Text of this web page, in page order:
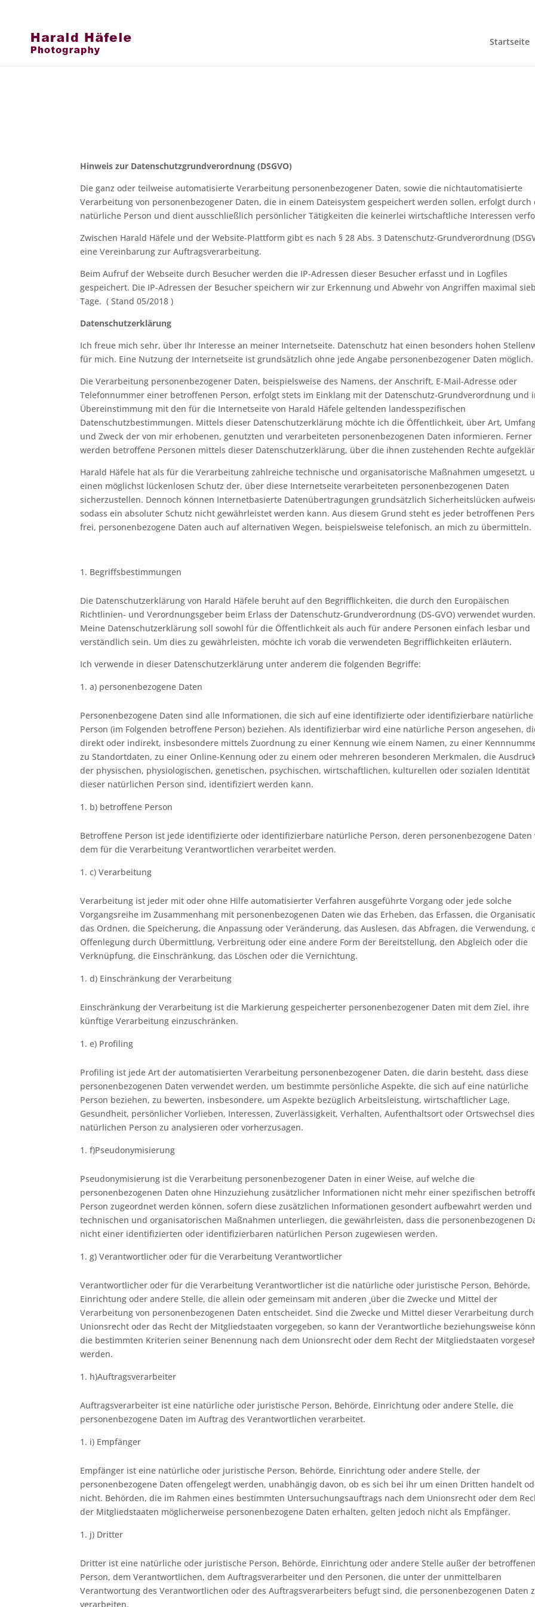
Startseite
Hinweis zur Datenschutzgrundverordnung (DSGVO)
Die ganz oder teilweise automatisierte Verarbeitung personenbezogener Daten, sowie die nichtautomatisierte
Verarbeitung von personenbezogener Daten, die in einem Dateisystem gespeichert werden sollen, erfolgt durch
natürliche Person und dient ausschließlich persönlicher Tätigkeiten die keinerlei wirtschaftliche Interessen
Zwischen Harald Häfele und der Website-Plattform gibt es nach § 28 Abs. 3 Datenschutz-Grundverordnung
eine Vereinbarung zur Auftragsverarbeitung.
Beim Aufruf der Webseite durch Besucher werden die IP-Adressen dieser Besucher erfasst und in Logfiles
gespeichert. Die IP-Adressen der Besucher speichern wir zur Erkennung und Abwehr von Angriffen maximal
Tage. ( Stand 05/2018 )
Datenschutzerklärung
Ich freue mich sehr, über Ihr Interesse an meiner Internetseite. Datenschutz hat einen besonders hohen
für mich. Eine Nutzung der Internetseite ist grundsätzlich ohne jede Angabe personenbezogener Daten möglich.
Die Verarbeitung personenbezogener Daten, beispielsweise des Namens, der Anschrift, E-Mail-Adresse oder
Telefonnummer einer betroffenen Person, erfolgt stets im Einklang mit der Datenschutz-Grundverordnung und
Übereinstimmung mit den für die Internetseite von Harald Häfele geltenden landesspezifischen
Datenschutzbestimmungen. Mittels dieser Datenschutzerklärung möchte ich die Öffentlichkeit, über Art,
und Zweck der von mir erhobenen, genutzten und verarbeiteten personenbezogenen Daten informieren. Ferner
werden betroffene Personen mittels dieser Datenschutzerklärung, über die ihnen zustehenden Rechte
Harald Häfele hat als für die Verarbeitung zahlreiche technische und organisatorische Maßnahmen umgesetzt,
einen möglichst lückenlosen Schutz der, über diese Internetseite verarbeiteten personenbezogenen Daten
sicherzustellen. Dennoch können Internetbasierte Datenübertragungen grundsätzlich Sicherheitslücken
sodass ein absoluter Schutz nicht gewährleistet werden kann. Aus diesem Grund steht es jeder betroffenen
frei, personenbezogene Daten auch auf alternativen Wegen, beispielsweise telefonisch, an mich zu übermitteln.
Begriffsbestimmungen
Die Datenschutzerklärung von Harald Häfele beruht auf den Begrifflichkeiten, die durch den Europäischen
Richtlinien- und Verordnungsgeber beim Erlass der Datenschutz-Grundverordnung (DS-GVO) verwendet wurden.
Meine Datenschutzerklärung soll sowohl für die Öffentlichkeit als auch für andere Personen einfach lesbar und
verständlich sein. Um dies zu gewährleisten, möchte ich vorab die verwendeten Begrifflichkeiten erläutern.
Ich verwende in dieser Datenschutzerklärung unter anderem die folgenden Begriffe:
a) personenbezogene Daten
Personenbezogene Daten sind alle Informationen, die sich auf eine identifizierte oder identifizierbare natürliche
Person (im Folgenden betroffene Person) beziehen. Als identifizierbar wird eine natürliche Person angesehen,
direkt oder indirekt, insbesondere mittels Zuordnung zu einer Kennung wie einem Namen, zu einer
zu Standortdaten, zu einer Online-Kennung oder zu einem oder mehreren besonderen Merkmalen, die
der physischen, physiologischen, genetischen, psychischen, wirtschaftlichen, kulturellen oder sozialen Identität
dieser natürlichen Person sind, identifiziert werden kann.
b) betroffene Person
Betroffene Person ist jede identifizierte oder identifizierbare natürliche Person, deren personenbezogene Daten
dem für die Verarbeitung Verantwortlichen verarbeitet werden.
c) Verarbeitung
Verarbeitung ist jeder mit oder ohne Hilfe automatisierter Verfahren ausgeführte Vorgang oder jede solche
Vorgangsreihe im Zusammenhang mit personenbezogenen Daten wie das Erheben, das Erfassen, die
das Ordnen, die Speicherung, die Anpassung oder Veränderung, das Auslesen, das Abfragen, die Verwendung,
Offenlegung durch Übermittlung, Verbreitung oder eine andere Form der Bereitstellung, den Abgleich oder die
Verknüpfung, die Einschränkung, das Löschen oder die Vernichtung.
d) Einschränkung der Verarbeitung
Einschränkung der Verarbeitung ist die Markierung gespeicherter personenbezogener Daten mit dem Ziel, ihre
künftige Verarbeitung einzuschränken.
e) Profiling
Profiling ist jede Art der automatisierten Verarbeitung personenbezogener Daten, die darin besteht, dass diese
personenbezogenen Daten verwendet werden, um bestimmte persönliche Aspekte, die sich auf eine natürliche
Person beziehen, zu bewerten, insbesondere, um Aspekte bezüglich Arbeitsleistung, wirtschaftlicher Lage,
Gesundheit, persönlicher Vorlieben, Interessen, Zuverlässigkeit, Verhalten, Aufenthaltsort oder Ortswechsel
natürlichen Person zu analysieren oder vorherzusagen.
f)Pseudonymisierung
Pseudonymisierung ist die Verarbeitung personenbezogener Daten in einer Weise, auf welche die
personenbezogenen Daten ohne Hinzuziehung zusätzlicher Informationen nicht mehr einer spezifischen
Person zugeordnet werden können, sofern diese zusätzlichen Informationen gesondert aufbewahrt werden und
technischen und organisatorischen Maßnahmen unterliegen, die gewährleisten, dass die personenbezogenen
nicht einer identifizierten oder identifizierbaren natürlichen Person zugewiesen werden.
g) Verantwortlicher oder für die Verarbeitung Verantwortlicher
Verantwortlicher oder für die Verarbeitung Verantwortlicher ist die natürliche oder juristische Person, Behörde,
Einrichtung oder andere Stelle, die allein oder gemeinsam mit anderen ¸über die Zwecke und Mittel der
Verarbeitung von personenbezogenen Daten entscheidet. Sind die Zwecke und Mittel dieser Verarbeitung durch
Unionsrecht oder das Recht der Mitgliedstaaten vorgegeben, so kann der Verantwortliche beziehungsweise
die bestimmten Kriterien seiner Benennung nach dem Unionsrecht oder dem Recht der Mitgliedstaaten
werden.
h)Auftragsverarbeiter
Auftragsverarbeiter ist eine natürliche oder juristische Person, Behörde, Einrichtung oder andere Stelle, die
personenbezogene Daten im Auftrag des Verantwortlichen verarbeitet.
i) Empfänger
Empfänger ist eine natürliche oder juristische Person, Behörde, Einrichtung oder andere Stelle, der
personenbezogene Daten offengelegt werden, unabhängig davon, ob es sich bei ihr um einen Dritten handelt
nicht. Behörden, die im Rahmen eines bestimmten Untersuchungsauftrags nach dem Unionsrecht oder dem
der Mitgliedstaaten möglicherweise personenbezogene Daten erhalten, gelten jedoch nicht als Empfänger.
j) Dritter
Dritter ist eine natürliche oder juristische Person, Behörde, Einrichtung oder andere Stelle außer der betroffenen
Person, dem Verantwortlichen, dem Auftragsverarbeiter und den Personen, die unter der unmittelbaren
Verantwortung des Verantwortlichen oder des Auftragsverarbeiters befugt sind, die personenbezogenen Daten
verarbeiten.